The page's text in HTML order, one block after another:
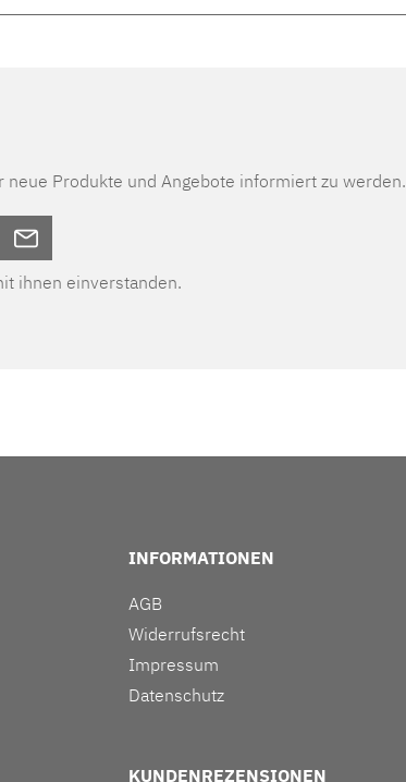
Produkte und Angebote informiert zu werden.
ihnen einverstanden.
INFORMATIONEN
AGB
Widerrufsrecht
Impressum
Datenschutz
KUNDENREZENSIONEN